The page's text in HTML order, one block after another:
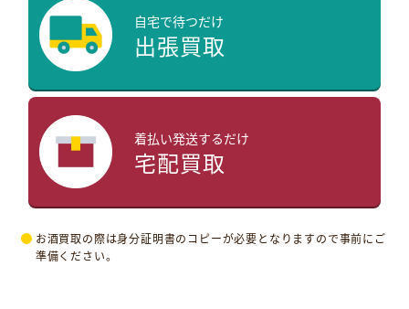
自宅で待つだけ
出張買取
着払い発送するだけ
宅配買取
お酒買取の際は身分証明書のコピーが必要となりますので事前にご
準備ください。